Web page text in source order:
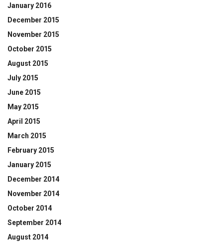
January 2016
December 2015
November 2015
October 2015
August 2015
July 2015
June 2015
May 2015
April 2015
March 2015
February 2015
January 2015
December 2014
November 2014
October 2014
September 2014
August 2014